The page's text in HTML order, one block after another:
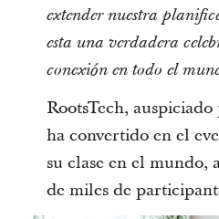
extender nuestra
esta una verdadera
conexión en todo el
RootsTech,
ha convertido en el
su clase en el mundo,
de miles de